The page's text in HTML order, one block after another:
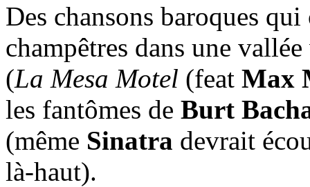
Des chansons baroques
champêtres dans une
(La Mesa Motel (feat Max
les fantômes de Burt
(même Sinatra devrait
là-haut).